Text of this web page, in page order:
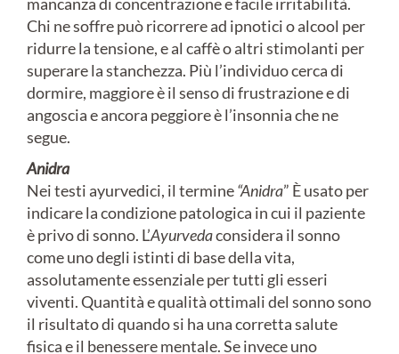
Chi ne soffre può ricorrere ad ipnotici o alcool per
ridurre la tensione, e al caffè o altri stimolanti per
superare la stanchezza. Più l’individuo cerca di
dormire, maggiore è il senso di frustrazione e di
angoscia e ancora peggiore è l’insonnia che ne
segue.
Anidra
Nei testi ayurvedici, il termine“Anidra” È usato per
indicare la condizione patologica in cui il paziente
è privo di sonno. L’Ayurvedaconsidera il sonno
come uno degli istinti di base della vita,
assolutamente essenziale per tutti gli esseri
viventi. Quantità e qualità ottimali del sonno sono
il risultato di quando si ha una corretta salute
fisica e il benessere mentale. Se invece uno